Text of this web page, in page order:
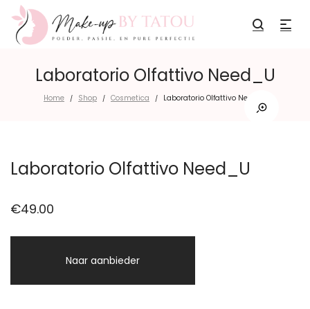
Laboratorio Olfattivo Need_U
Home / Shop / Cosmetica / Laboratorio Olfattivo Need_U
Laboratorio Olfattivo Need_U
€49.00
Naar aanbieder